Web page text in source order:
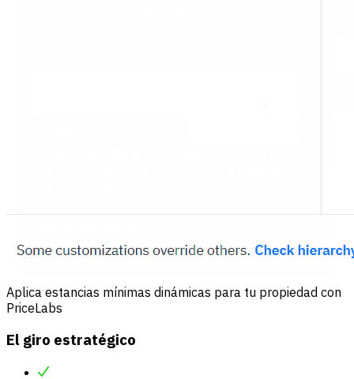
Aplica estancias mínimas dinámicas para tu propiedad con
PriceLabs
El giro estratégico